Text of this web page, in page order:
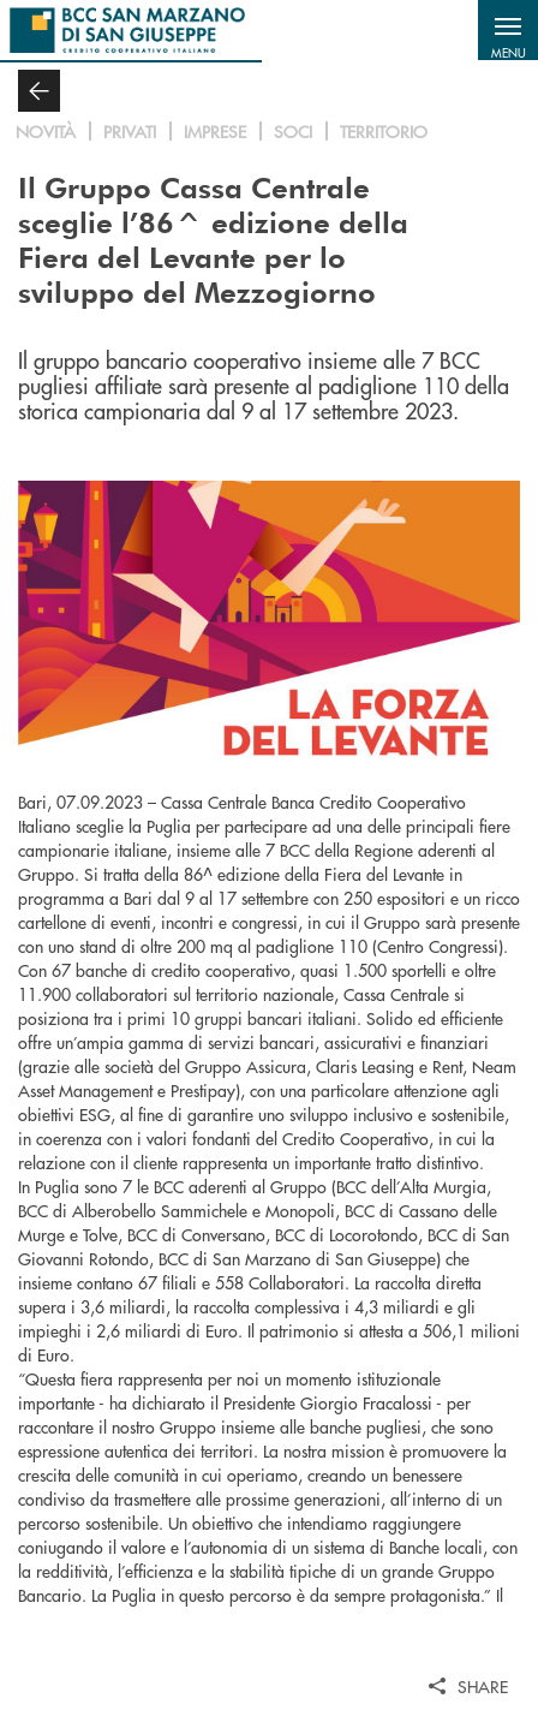
Salta al contenuto principale
MENU
NOVITÀ PRIVATI IMPRESE SOCI TERRITORIO
Il Gruppo Cassa Centrale
sceglie l’86^ edizione della
Fiera del Levante per lo
sviluppo del Mezzogiorno
Il gruppo bancario cooperativo insieme alle 7 BCC
pugliesi affiliate sarà presente al padiglione 110 della
storica campionaria dal 9 al 17 settembre 2023.
Bari, 07.09.2023 – Cassa Centrale Banca Credito Cooperativo
Italiano sceglie la Puglia per partecipare ad una delle principali fiere
campionarie italiane, insieme alle 7 BCC della Regione aderenti al
Gruppo. Si tratta della 86^ edizione della Fiera del Levante in
programma a Bari dal 9 al 17 settembre con 250 espositori e un ricco
cartellone di eventi, incontri e congressi, in cui il Gruppo sarà presente
con uno stand di oltre 200 mq al padiglione 110 (Centro Congressi).
Con 67 banche di credito cooperativo, quasi 1.500 sportelli e oltre
11.900 collaboratori sul territorio nazionale, Cassa Centrale si
posiziona tra i primi 10 gruppi bancari italiani. Solido ed efficiente
offre un’ampia gamma di servizi bancari, assicurativi e finanziari
(grazie alle società del Gruppo Assicura, Claris Leasing e Rent, Neam
Asset Management e Prestipay), con una particolare attenzione agli
obiettivi ESG, al fine di garantire uno sviluppo inclusivo e sostenibile,
in coerenza con i valori fondanti del Credito Cooperativo, in cui la
relazione con il cliente rappresenta un importante tratto distintivo.
In Puglia sono 7 le BCC aderenti al Gruppo (BCC dell’Alta Murgia,
BCC di Alberobello Sammichele e Monopoli, BCC di Cassano delle
Murge e Tolve, BCC di Conversano, BCC di Locorotondo, BCC di San
Giovanni Rotondo, BCC di San Marzano di San Giuseppe) che
insieme contano 67 filiali e 558 Collaboratori. La raccolta diretta
supera i 3,6 miliardi, la raccolta complessiva i 4,3 miliardi e gli
impieghi i 2,6 miliardi di Euro. Il patrimonio si attesta a 506,1 milioni
di Euro.
“Questa fiera rappresenta per noi un momento istituzionale
importante - ha dichiarato il Presidente Giorgio Fracalossi - per
raccontare il nostro Gruppo insieme alle banche pugliesi, che sono
espressione autentica dei territori. La nostra mission è promuovere la
crescita delle comunità in cui operiamo, creando un benessere
condiviso da trasmettere alle prossime generazioni, all’interno di un
percorso sostenibile. Un obiettivo che intendiamo raggiungere
coniugando il valore e l’autonomia di un sistema di Banche locali, con
la redditività, l’efficienza e la stabilità tipiche di un grande Gruppo
Bancario. La Puglia in questo percorso è da sempre protagonista.” Il
SHARE